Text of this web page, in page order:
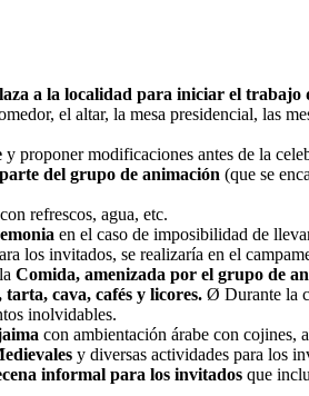
a la localidad para iniciar el trabajo
el altar, la mesa presidencial, las
y proponer modificaciones antes de la
del grupo de animación (que se
con refrescos, agua, etc.
en el caso de imposibilidad de
los invitados, se realizaría en el
Comida, amenizada por el grupo de
cava, cafés y licores. Ø Durante la
inolvidables.
con ambientación árabe con cojines,
y diversas actividades para los
informal para los invitados que